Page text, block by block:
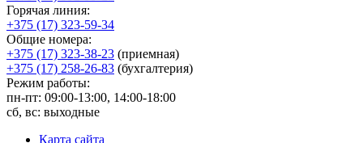
Горячая линия:
+375 (17) 323-59-34
Общие номера:
+375 (17) 323-38-23 (приемная)
+375 (17) 258-26-83 (бухгалтерия)
Режим работы:
пн-пт: 09:00-13:00, 14:00-18:00
сб, вс: выходные
Карта сайта